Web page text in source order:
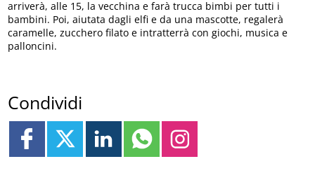
arriverà, alle 15, la vecchina e farà trucca bimbi per tutti i
bambini. Poi, aiutata dagli elfi e da una mascotte, regalerà
caramelle, zucchero filato e intratterrà con giochi, musica e
palloncini.
Condividi